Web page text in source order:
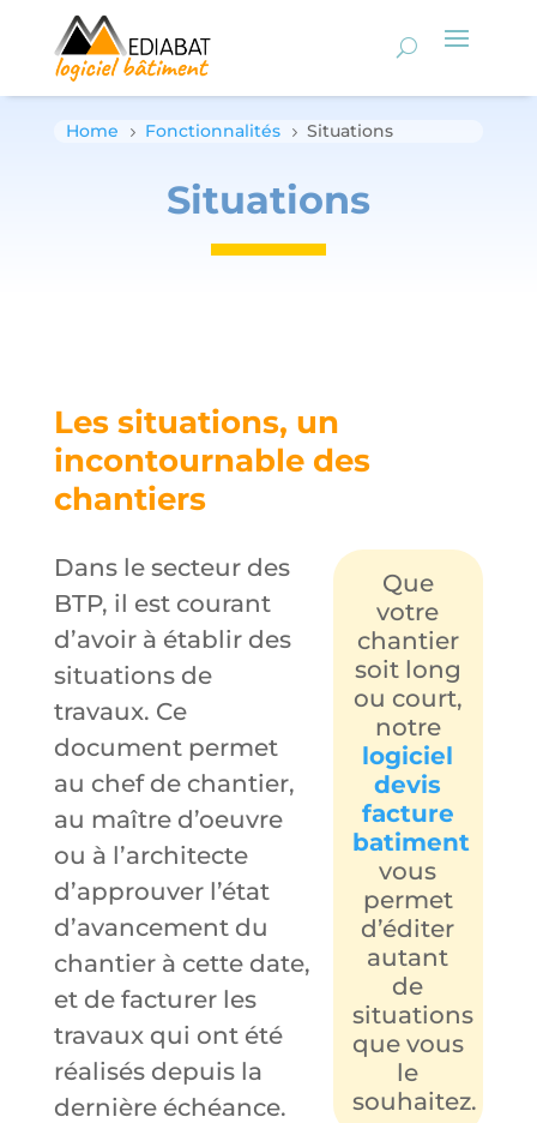
Home 5 Fonctionnalités 5 Situations
Situations
Les situations, un
incontournable des
chantiers
Que
votre
chantier
soit long
ou court,
notre
logiciel
devis
facture
batiment
vous
permet
d’éditer
autant
de
situations
que vous
le
souhaitez.
Dans le secteur des
BTP, il est courant
d’avoir à établir des
situations de
travaux. Ce
document permet
au chef de chantier,
au maître d’oeuvre
ou à l’architecte
d’approuver l’état
d’avancement du
chantier à cette date,
et de facturer les
travaux qui ont été
réalisés depuis la
dernière échéance.